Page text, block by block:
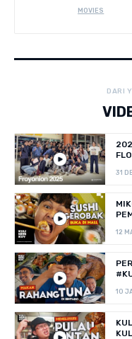
MOVIES
DARI
31
12
10